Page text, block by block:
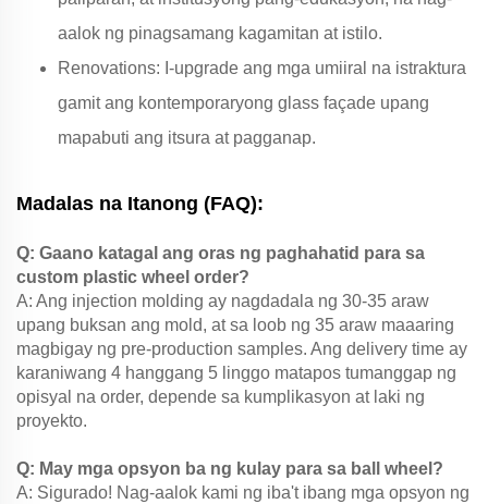
aalok ng pinagsamang kagamitan at istilo.
Renovations: I-upgrade ang mga umiiral na istraktura
gamit ang kontemporaryong glass façade upang
mapabuti ang itsura at pagganap.
Madalas na Itanong (FAQ):
Q: Gaano katagal ang oras ng paghahatid para sa
custom plastic wheel order?
A: Ang injection molding ay nagdadala ng 30-35 araw
upang buksan ang mold, at sa loob ng 35 araw maaaring
magbigay ng pre-production samples. Ang delivery time ay
karaniwang 4 hanggang 5 linggo matapos tumanggap ng
opisyal na order, depende sa kumplikasyon at laki ng
proyekto.
Q: May mga opsyon ba ng kulay para sa ball wheel?
A: Sigurado! Nag-aalok kami ng iba't ibang mga opsyon ng